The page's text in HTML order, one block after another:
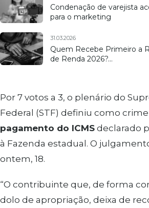
Condenação de varejista
para o marketing
31.03.2026
Quem Recebe Primeiro a
de Renda 2026?…
Por 7 votos a 3, o plenário do
Federal (STF) definiu como
pagamento do ICMS declarado
à Fazenda estadual. O
ontem, 18.
“O contribuinte que, de forma
dolo de apropriação, deixa de